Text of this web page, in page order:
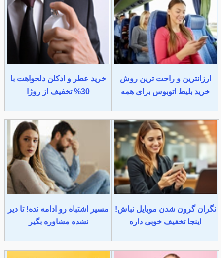
ارزانترین و راحت ترین روش
خرید بلیط اتوبوس برای همه
خرید عطر و ادکلن دلخواهت با
30% تخفیف از روژا
نگران گرون شدن موبایل نباش!
اینجا تخفیف خوبی داره
مسیر اشتباه رو ادامه نده! تا دیر
نشده مشاوره بگیر